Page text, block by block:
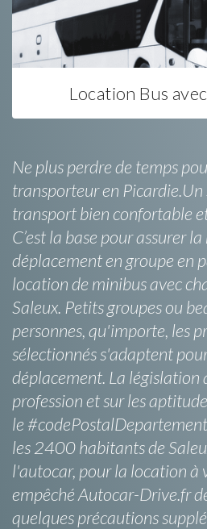
Location Bus
Ne plus perdre de temps
transporteur en Picardie.Un
transport bien confortable
C’est la base pour assurer
déplacement en groupe en
location de minibus avec
Saleux. Petits groupes ou
personnes, qu'importe, les
sélectionnés s'adaptent
déplacement. La législation
profession et sur les
le
les 2400 habitants de
l'autocar, pour la location à
empêché Autocar-Drive.fr
quelques précautions